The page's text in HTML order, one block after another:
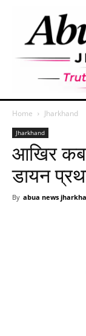
Home Jharkhand
Jharkhand
आखिर कब
डायन
By abua news